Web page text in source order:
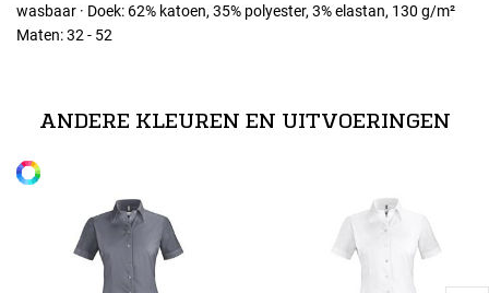
wasbaar · Doek: 62% katoen, 35% polyester, 3% elastan, 130 g/m²
Maten: 32 - 52
34
Alle maten
ANDERE KLEUREN EN UITVOERINGEN